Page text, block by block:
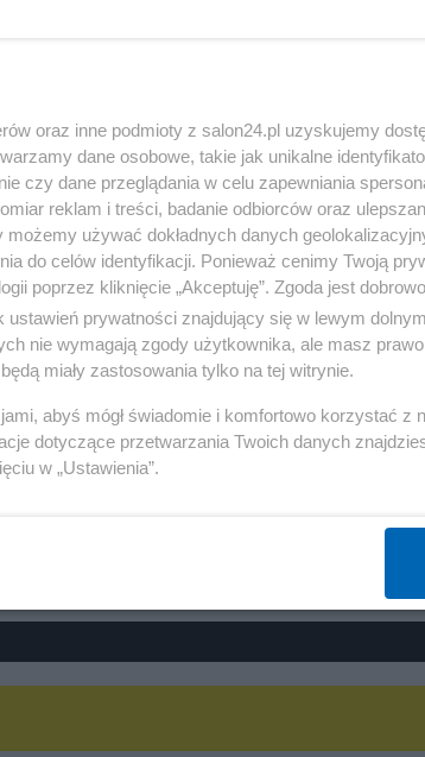
To propaganda"
Redakcja
są za słabe? Podejrzany ws. RARS opuścił
Redakcja
oraz inne podmioty z salon24.pl uzyskujemy
dane osobowe, takie jak unikalne
czy dane przeglądania w celu zapewniania
reklam i treści, badanie odbiorców oraz
używać dokładnych danych
do celów identyfikacji. Ponieważ cenimy Twoją
poprzez kliknięcie „Akceptuję”. Zgoda jest
prywatności znajdujący się w lewym
nie wymagają zgody użytkownika, ale masz
miały zastosowania tylko na tej witrynie.
abyś mógł świadomie i komfortowo korzystać z
dotyczące przetwarzania Twoich danych
w „Ustawienia”.